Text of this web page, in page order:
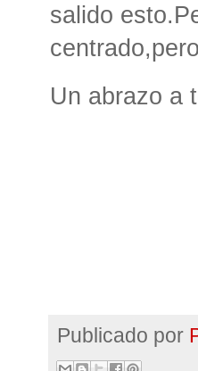
salido
Un abrazo a
Publicado por